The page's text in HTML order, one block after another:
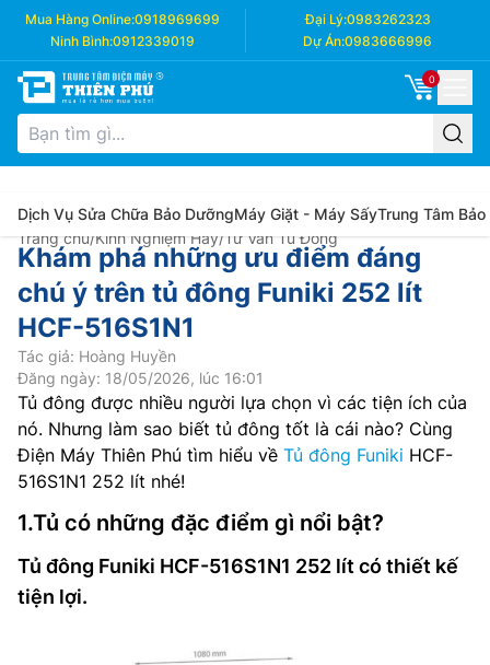
Mua Hàng Online:0918969699 Đại Lý:0983262323
Ninh Bình:0912339019 Dự Án:0983666996
0
Dịch Vụ Sửa Chữa Bảo DưỡngMáy Giặt - Máy SấyTrung Tâm Bảo
Trang chủ/Kinh Nghiệm Hay/Tư Vấn Tủ Đông
Khám phá những ưu điểm đáng
chú ý trên tủ đông Funiki 252 lít
HCF-516S1N1
Tác giả: Hoàng Huyền
Đăng ngày: 18/05/2026, lúc 16:01
Tủ đông được nhiều người lựa chọn vì các tiện ích của
nó. Nhưng làm sao biết tủ đông tốt là cái nào? Cùng
Điện Máy Thiên Phú tìm hiểu về Tủ đông Funiki HCF-
516S1N1 252 lít nhé!
1.Tủ có những đặc điểm gì nổi bật?
Tủ đông Funiki HCF-516S1N1 252 lít có thiết kế
tiện lợi.